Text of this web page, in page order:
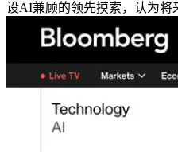
设AI兼顾的领先摸索，认为将